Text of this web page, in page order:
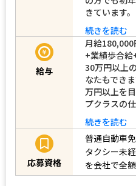
きています
続きを読む
給与
月給
+業績歩合
30万円以上
なたもでき
万円以上を
プクラスの
続きを読む
応募資格
普通自動車
タクシー未
を会社で全